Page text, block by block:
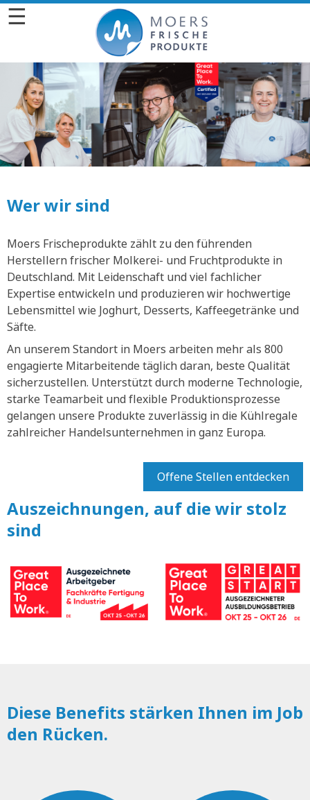
☰
Wer wir sind
Moers Frischeprodukte zählt zu den führenden
Herstellern frischer Molkerei- und Fruchtprodukte in
Deutschland. Mit Leidenschaft und viel fachlicher
Expertise entwickeln und produzieren wir hochwertige
Lebensmittel wie Joghurt, Desserts, Kaffeegetränke und
Säfte.
An unserem Standort in Moers arbeiten mehr als 800
engagierte Mitarbeitende täglich daran, beste Qualität
sicherzustellen. Unterstützt durch moderne Technologie,
starke Teamarbeit und flexible Produktionsprozesse
gelangen unsere Produkte zuverlässig in die Kühlregale
zahlreicher Handelsunternehmen in ganz Europa.
Offene Stellen entdecken
Auszeichnungen, auf die wir stolz
sind
Diese Benefits stärken Ihnen im Job
den Rücken.